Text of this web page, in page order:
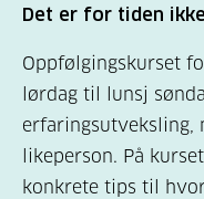
Det er for tiden
Oppfølgingskurset
lørdag til lunsj
likeperson. På
konkrete tips til